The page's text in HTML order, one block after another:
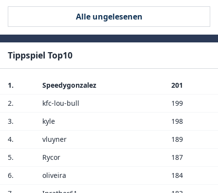
Alle ungelesenen
Tippspiel Top10
1. Speedygonzalez
201
2.
kfc-lou-bull
199
3.
kyle
198
4.
vluyner
189
5.
Rycor
187
6.
oliveira
184